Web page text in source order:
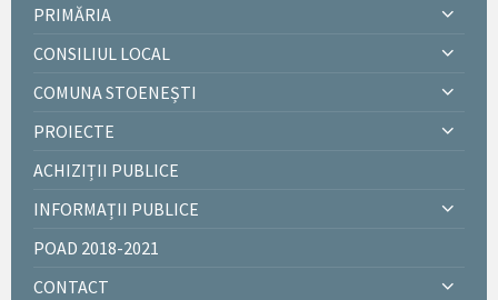
PRIMĂRIA
CONSILIUL LOCAL
COMUNA STOENEȘTI
PROIECTE
ACHIZIȚII PUBLICE
INFORMAȚII PUBLICE
POAD 2018-2021
CONTACT